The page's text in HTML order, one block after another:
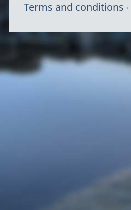
Terms and conditions